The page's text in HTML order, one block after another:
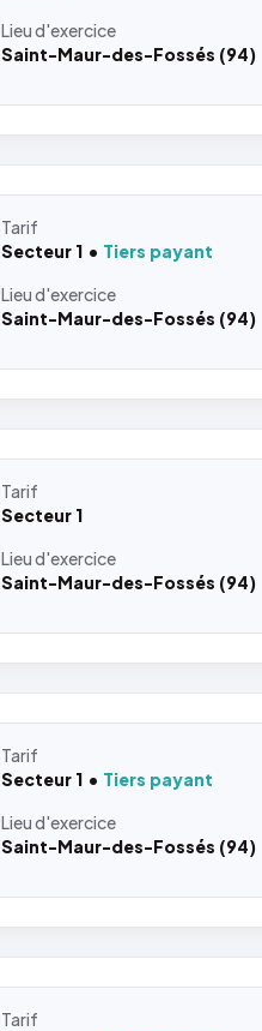
Lieud'exercice
Saint-Maur-des-Fossés (94)
Tarif
Secteur 1
Tiers payant
Lieud'exercice
Saint-Maur-des-Fossés (94)
Tarif
Secteur 1
Lieud'exercice
Saint-Maur-des-Fossés (94)
Tarif
Secteur 1
Tiers payant
Lieud'exercice
Saint-Maur-des-Fossés (94)
Tarif